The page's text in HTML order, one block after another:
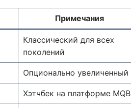
Примечания
Классический для всех
поколений
Опционально увеличенный
Хэтчбек на платформе MQB